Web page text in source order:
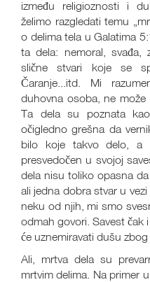
između religioznosti i
želimo razgledati temu
o delima tela u Galatima
ta dela: nemoral, svađa,
slične stvari koje se
Čaranje...itd. Mi
duhovna osoba, ne
Ta dela su poznata
očigledno grešna da
bilo koje takvo delo,
presvedočen u svojoj
dela nisu toliko opasna
ali jedna dobra stvar u
neku od njih, mi smo
odmah govori. Savest čak
će uznemiravati dušu
Ali, mrtva dela su
mrtvim delima. Na primer